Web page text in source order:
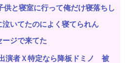
供と寝室に行って俺だけ寝落ちし
いてたのによく寝てられん
ジで来てた
演者Ｘ特定なら降板ドミノ 被